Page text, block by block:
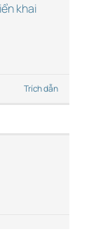
khai
Trích dẫn